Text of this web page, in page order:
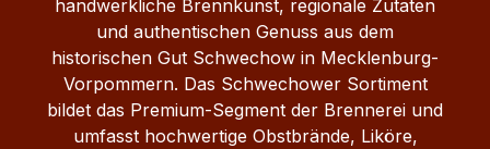
handwerkliche Brennkunst, regionale Zutaten
und authentischen Genuss aus dem
historischen Gut Schwechow in Mecklenburg-
Vorpommern. Das Schwechower Sortiment
bildet das Premium-Segment der Brennerei und
umfasst hochwertige Obstbrände, Liköre,